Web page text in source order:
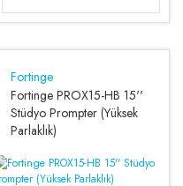
Fortinge
Fortinge PROX15-HB 15''
Stüdyo Prompter (Yüksek
Parlaklık)